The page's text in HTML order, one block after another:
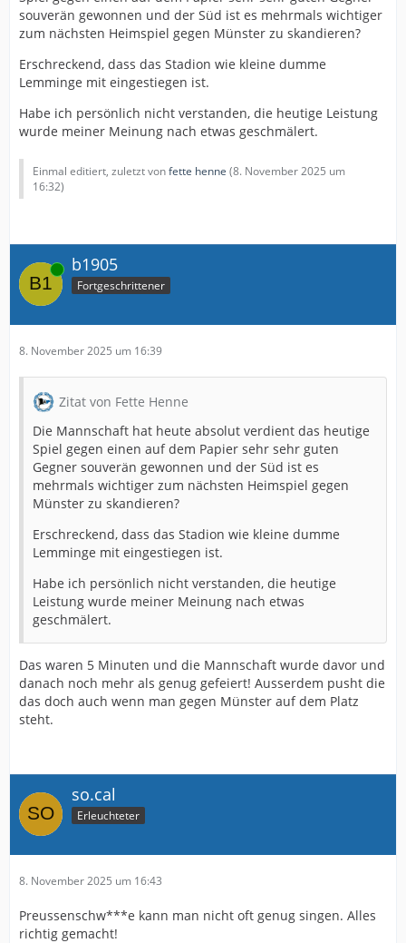
souverän gewonnen und der Süd ist es mehrmals wichtiger
zum nächsten Heimspiel gegen Münster zu skandieren?
Erschreckend, dass das Stadion wie kleine dumme
Lemminge mit eingestiegen ist.
Habe ich persönlich nicht verstanden, die heutige Leistung
wurde meiner Meinung nach etwas geschmälert.
Einmal editiert, zuletzt vonfette henne (8. November 2025 um
16:32)
Online b1905
Fortgeschrittener
8. November 2025 um 16:39
Zitat von Fette Henne
Die Mannschaft hat heute absolut verdient das heutige
Spiel gegen einen auf dem Papier sehr sehr guten
Gegner souverän gewonnen und der Süd ist es
mehrmals wichtiger zum nächsten Heimspiel gegen
Münster zu skandieren?
Erschreckend, dass das Stadion wie kleine dumme
Lemminge mit eingestiegen ist.
Habe ich persönlich nicht verstanden, die heutige
Leistung wurde meiner Meinung nach etwas
geschmälert.
Das waren 5 Minuten und die Mannschaft wurde davor und
danach noch mehr als genug gefeiert! Ausserdem pusht die
das doch auch wenn man gegen Münster auf dem Platz
steht.
so.cal
Erleuchteter
8. November 2025 um 16:43
Preussenschw***e kann man nicht oft genug singen. Alles
richtig gemacht!